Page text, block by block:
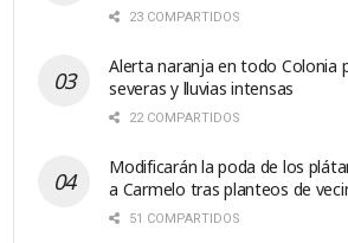
23 COMPARTIDOS
Alerta naranja en todo Colonia
severas y lluvias intensas
22 COMPARTIDOS
Modificarán la poda de los
a Carmelo tras planteos de
51 COMPARTIDOS